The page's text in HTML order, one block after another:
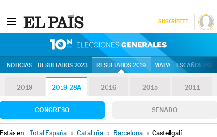
SUSCRÍBETE
NOTICIAS RESULTADOS 2023 RESULTADOS 2019 MAPA ESCAÑOS
2019 2019-28A 2016 2015 2011
CONGRESO SENADO
Estás en: Total España » Cataluña » Barcelona » Castellgalí